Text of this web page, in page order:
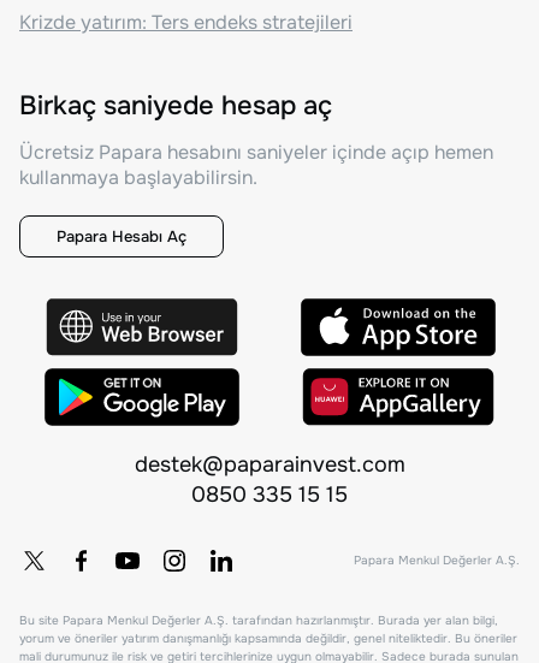
Krizde yatırım: Ters endeks stratejileri
Birkaç saniyede hesap aç
Ücretsiz Papara hesabını saniyeler içinde açıp hemen
kullanmaya başlayabilirsin.
Papara Hesabı Aç
destek@paparainvest.com
0850 335 15 15
Papara Menkul Değerler A.Ş.
Bu site Papara Menkul Değerler A.Ş. tarafından hazırlanmıştır. Burada yer alan bilgi,
yorum ve öneriler yatırım danışmanlığı kapsamında değildir, genel niteliktedir. Bu öneriler
mali durumunuz ile risk ve getiri tercihlerinize uygun olmayabilir. Sadece burada sunulan